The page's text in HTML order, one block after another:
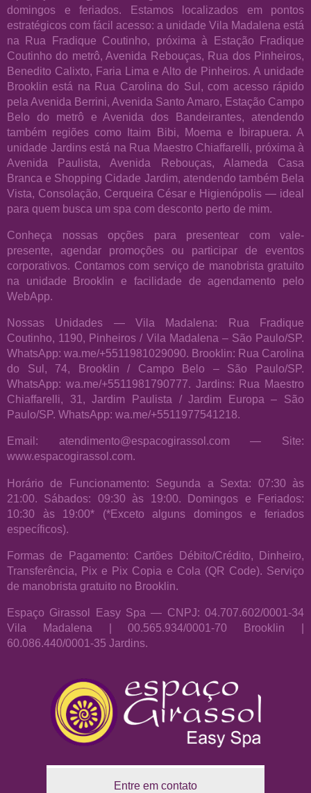
domingos e feriados. Estamos localizados em pontos
estratégicos com fácil acesso: a unidade Vila Madalena está
na Rua Fradique Coutinho, próxima à Estação Fradique
Coutinho do metrô, Avenida Rebouças, Rua dos Pinheiros,
Benedito Calixto, Faria Lima e Alto de Pinheiros. A unidade
Brooklin está na Rua Carolina do Sul, com acesso rápido
pela Avenida Berrini, Avenida Santo Amaro, Estação Campo
Belo do metrô e Avenida dos Bandeirantes, atendendo
também regiões como Itaim Bibi, Moema e Ibirapuera. A
unidade Jardins está na Rua Maestro Chiaffarelli, próxima à
Avenida Paulista, Avenida Rebouças, Alameda Casa
Branca e Shopping Cidade Jardim, atendendo também Bela
Vista, Consolação, Cerqueira César e Higienópolis — ideal
para quem busca um spa com desconto perto de mim.
Conheça nossas opções para presentear com vale-
presente, agendar promoções ou participar de eventos
corporativos. Contamos com serviço de manobrista gratuito
na unidade Brooklin e facilidade de agendamento pelo
WebApp.
Nossas Unidades — Vila Madalena: Rua Fradique
Coutinho, 1190, Pinheiros / Vila Madalena – São Paulo/SP.
WhatsApp: wa.me/+5511981029090. Brooklin: Rua Carolina
do Sul, 74, Brooklin / Campo Belo – São Paulo/SP.
WhatsApp: wa.me/+5511981790777. Jardins: Rua Maestro
Chiaffarelli, 31, Jardim Paulista / Jardim Europa – São
Paulo/SP. WhatsApp: wa.me/+5511977541218.
Email: atendimento@espacogirassol.com — Site:
www.espacogirassol.com.
Horário de Funcionamento: Segunda a Sexta: 07:30 às
21:00. Sábados: 09:30 às 19:00. Domingos e Feriados:
10:30 às 19:00* (*Exceto alguns domingos e feriados
específicos).
Formas de Pagamento: Cartões Débito/Crédito, Dinheiro,
Transferência, Pix e Pix Copia e Cola (QR Code). Serviço
de manobrista gratuito no Brooklin.
Espaço Girassol Easy Spa — CNPJ: 04.707.602/0001-34
Vila Madalena | 00.565.934/0001-70 Brooklin |
60.086.440/0001-35 Jardins.
Entre em contato